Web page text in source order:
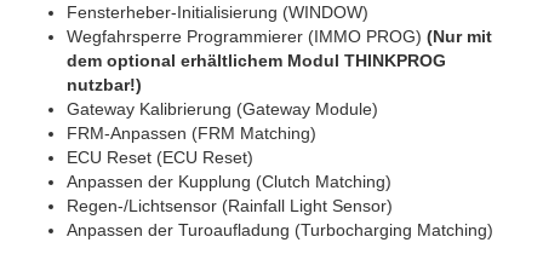
Fensterheber-Initialisierung (WINDOW)
Wegfahrsperre Programmierer (IMMO PROG) (Nur mit
dem optional erhältlichem Modul THINKPROG
nutzbar!)
Gateway Kalibrierung (Gateway Module)
FRM-Anpassen (FRM Matching)
ECU Reset (ECU Reset)
Anpassen der Kupplung (Clutch Matching)
Regen-/Lichtsensor (Rainfall Light Sensor)
Anpassen der Turoaufladung (Turbocharging Matching)